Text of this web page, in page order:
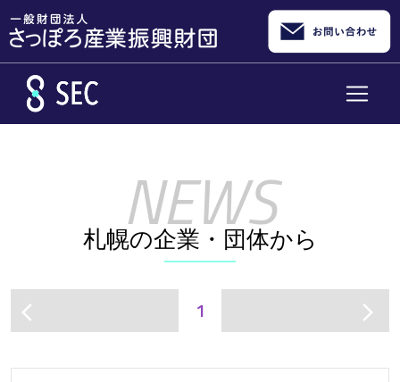
札幌の企業・団体から
arrow_back_ios 1 arrow_forward_ios